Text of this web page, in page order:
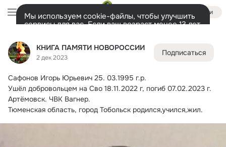
КНИГА ПАМЯТИ НОВОРОССИИ
2 дек 2023
Подписаться
Сафонов Игорь Юрьевич 25. 03.1995 г.р.
Ушёл добровольцем на Сво 18.11.2022 г, погиб 07.02.2023 г.
Артёмовск. ЧВК Вагнер.
Тюменская область, город Тобольск родился,учился,жил.
Войти
Мы используем cookie-файлы, чтобы улучшить
сервисы для вас. Если ваш возраст менее 13 лет,
представитель.
Разрешить все
Лента Участники Ещё
Дополнительная
колонка
Всё21 305 Обсуждаемые